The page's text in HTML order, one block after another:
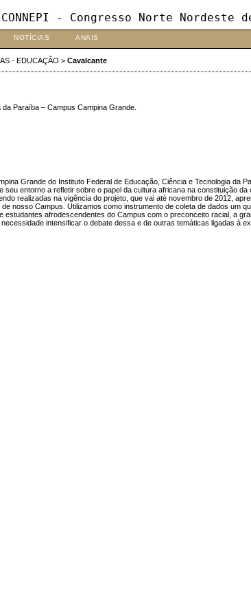
- Congresso Norte Nordeste
NOTÍCIAS ANAIS
- EDUCAÇÃO > Cavalcante
Paraíba – Campus Campina Grande.
Grande do Instituto Federal de Educação, Ciência e Tecnologia da
entorno a refletir sobre o papel da cultura africana na constituição
realizadas na vigência do projeto, que vai até novembro de 2012,
nosso Campus. Utilizamos como instrumento de coleta de dados um
afrodescendentes do Campus com o preconceito racial, a
intensificar o debate dessa e de outras temáticas ligadas à